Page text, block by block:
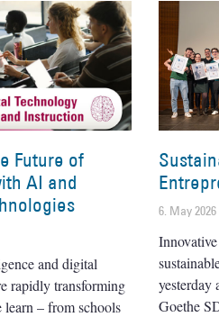
Future of
AI and
and digital
rapidly transforming
learn – from schools
6. May 2026
yesterday
Goethe